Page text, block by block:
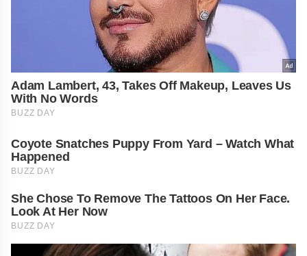
Adam Lambert, 43, Takes Off Makeup, Leaves Us
With No Words
BUZZ DAY
Coyote Snatches Puppy From Yard – Watch What
Happened
BUZZ DAY
She Chose To Remove The Tattoos On Her Face.
Look At Her Now
BUZZ DAY